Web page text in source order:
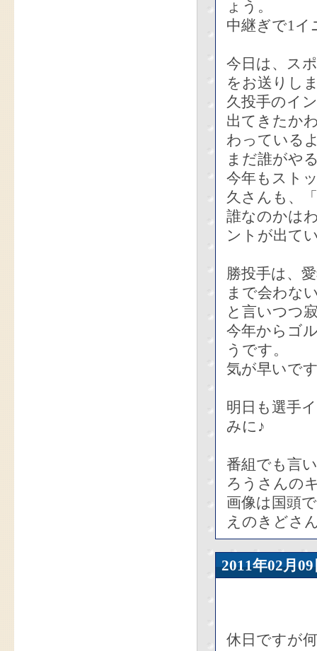
ょう。
中継ぎで1イ
今日は、ス
をお送りし
久投手のイ
出てきたか
わっている
まだ誰がや
今年もスト
久さんも、
誰なのかは
ントが出て
勝投手は、
まで会わな
と言いつつ
今年からゴ
うです。
気が早いで
明日も選手
みに♪
番組でも言
ろうさんの
画像は国頭
えのきどさ
2011年02
休日ですが